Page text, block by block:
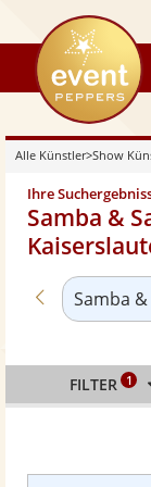
eventpeppers
Alle Künstler>Show
Ihre
Samba &
Zurück zu
Samba &
FILTER 1